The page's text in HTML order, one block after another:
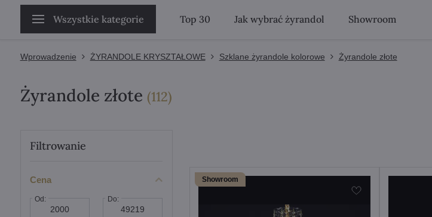
Wszystkie kategorie Top 30 Jak wybrać żyrandol Showroom
Wprowadzenie ŻYRANDOLE KRYSZTAŁOWE Szklane żyrandole kolorowe Żyrandole złote
Żyrandole złote (112Pozycji
)
Showroom
Filtrowanie
Cena
Od: Do: